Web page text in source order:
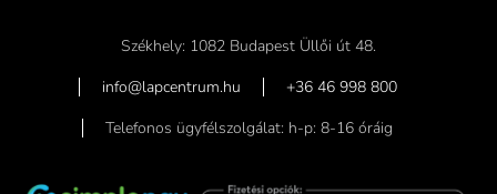
Székhely: 1082 Budapest Üllői út 48.
info@lapcentrum.hu
+36 46 998 800
Telefonos ügyfélszolgálat: h-p: 8-16 óráig